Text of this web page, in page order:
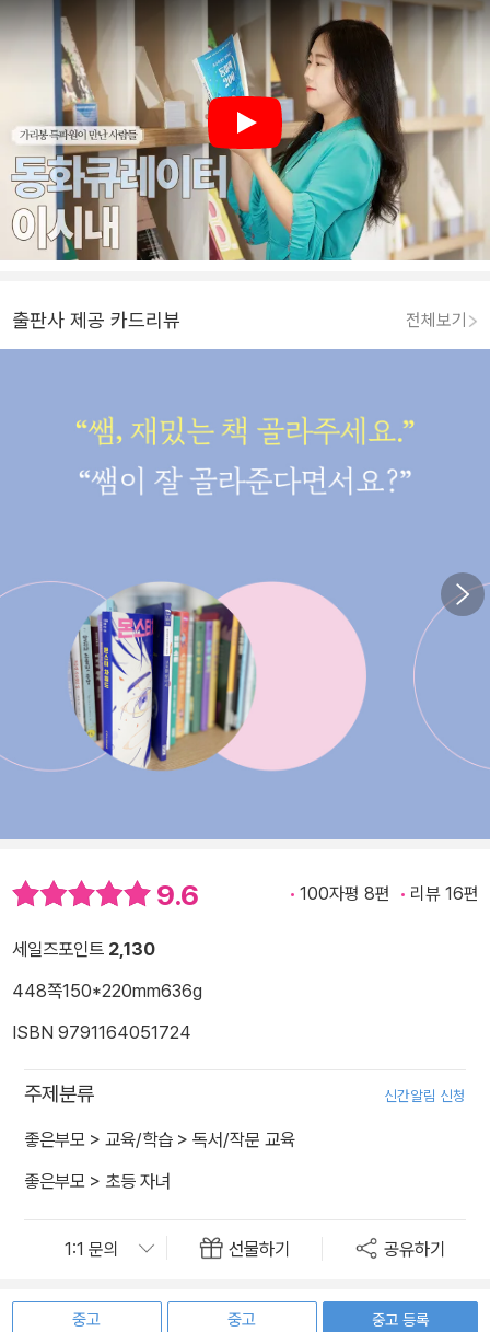
Play
출판사 제공 카드리뷰 전체보기
9.6 100자평 8편 리뷰 16편
세일즈포인트 2,130
448쪽150*220mm636g
ISBN 9791164051724
주제분류 신간알림 신청
좋은부모 > 교육/학습 > 독서/작문 교육
좋은부모 > 초등 자녀
선물하기 공유하기
중고
중고
중고 등록